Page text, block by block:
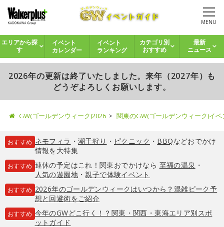
MENU
エリアから探
す
イベント
カレンダー
イベント
ランキング
カテゴリ別
おすすめ
最新
ニュース
2026年の更新は終了いたしました。来年（2027年）も
どうぞよろしくお願いします。
GW(ゴールデンウィーク)2026 関東のGW(ゴールデンウィーク)イ
おすすめ ネモフィラ ・ 潮干狩り ・ ピクニック ・ BBQなどおでかけ
情報を大特集
おすすめ 連休の予定はこれ！関東おでかけなら 至福の温泉 ・
人気の遊園地・親子で体験イベント
おすすめ 2026年のゴールデンウィークはいつから？混雑ピーク予
想と回避術をご紹介
おすすめ 今年のGWどこ行く！？関東・関西・東海エリア別スポ
ットガイド